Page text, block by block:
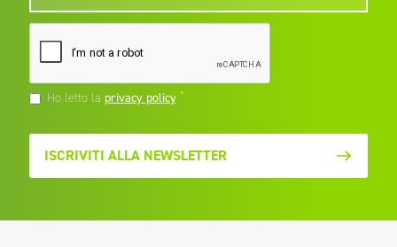
Ho letto la privacy policy *
ISCRIVITI ALLA NEWSLETTER